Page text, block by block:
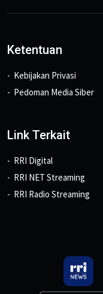
Ketentuan
Kebijakan Privasi
Pedoman Media Siber
Link Terkait
RRI Digital
RRI NET Streaming
RRI Radio Streaming